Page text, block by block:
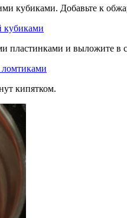
кубиками. Добавьте к
пластинками и выложите
кипятком.